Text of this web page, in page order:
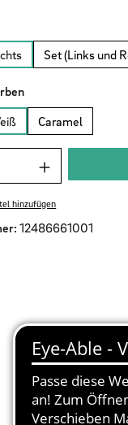
Set (Links und
auswählen
Caramel
Gib den
hinzufügen
12486661001